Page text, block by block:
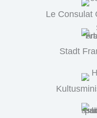
Le Consulat
Stadt